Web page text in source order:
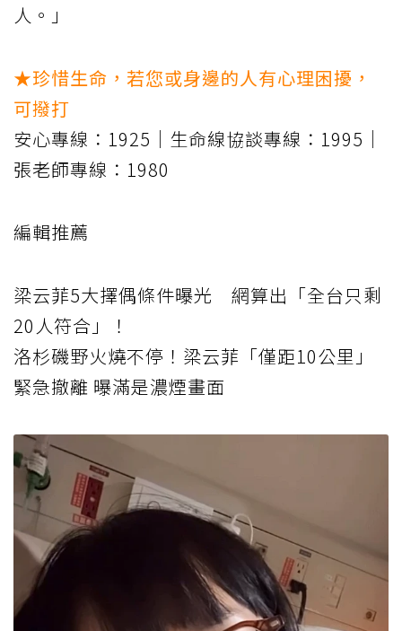
人。」
★珍惜生命，若您或身邊的人有心理困擾，
可撥打
安心專線：1925｜生命線協談專線：1995｜
張老師專線：1980
編輯推薦
梁云菲5大擇偶條件曝光 網算出「全台只剩
20人符合」！
洛杉磯野火燒不停！梁云菲「僅距10公里」
緊急撤離 曝滿是濃煙畫面